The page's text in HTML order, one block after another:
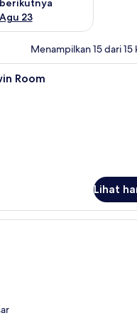
23
Menampilkan 15 dari 15
Seprai premium, minibar,
Room
Lihat
Pool Access Room |